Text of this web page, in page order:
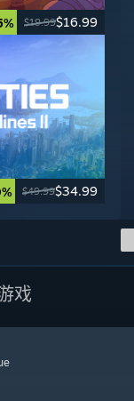
$19.99$16.99
$49.99$34.99
戏